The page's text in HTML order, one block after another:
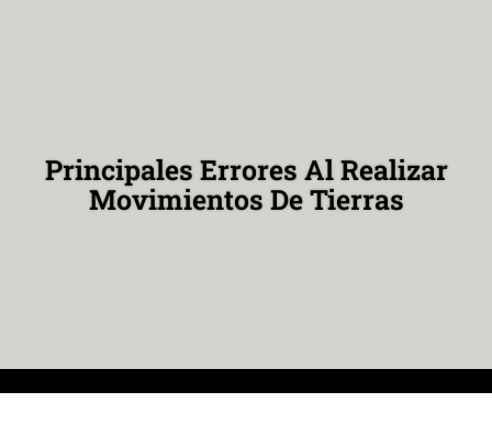
Principales Errores Al Realizar
Movimientos De Tierras